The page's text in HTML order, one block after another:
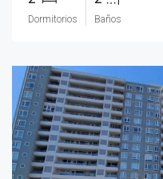
Dormitorios Baños